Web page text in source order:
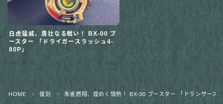
白虎猛威、勇壮なる戦い！ BX-00 ブ
ースター 「ドライガースラッシュ4-
80P」
復刻
HOME ＞ 復刻 ＞ 朱雀燃翔、煌めく情熱！ BX-00 ブースター 「ドランザース